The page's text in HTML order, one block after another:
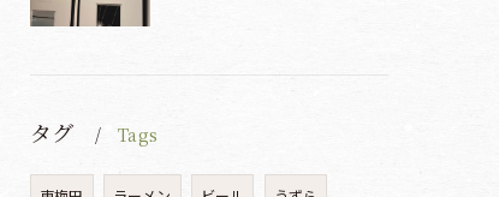
タグ Tags